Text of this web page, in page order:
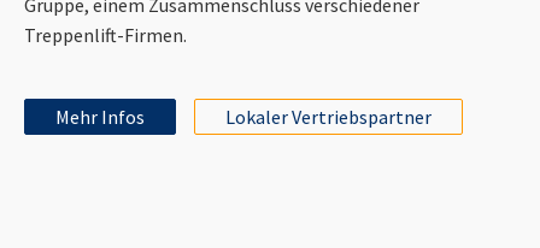
Treppenlift-Firmen.
Mehr Infos Lokaler Vertriebspartner